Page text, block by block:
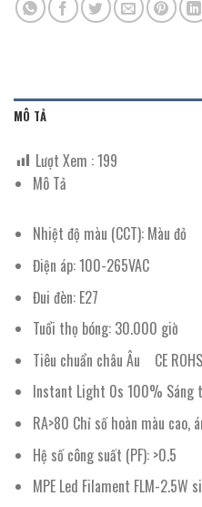
MÔ TẢ
Lượt Xem :199
Mô Tả
Nhiệt độ màu (CCT): Màu đỏ
Điện áp: 100-265VAC
Đui đèn: E27
Tuổi thọ bóng: 30.000 giờ
Tiêu chuẩn châu Âu CE ROHS
Instant Light 0s 100% Sáng
RA>80 Chỉ số hoàn màu cao,
Hệ số công suất (PF): >0.5
MPE Led Filament FLM-2.5W